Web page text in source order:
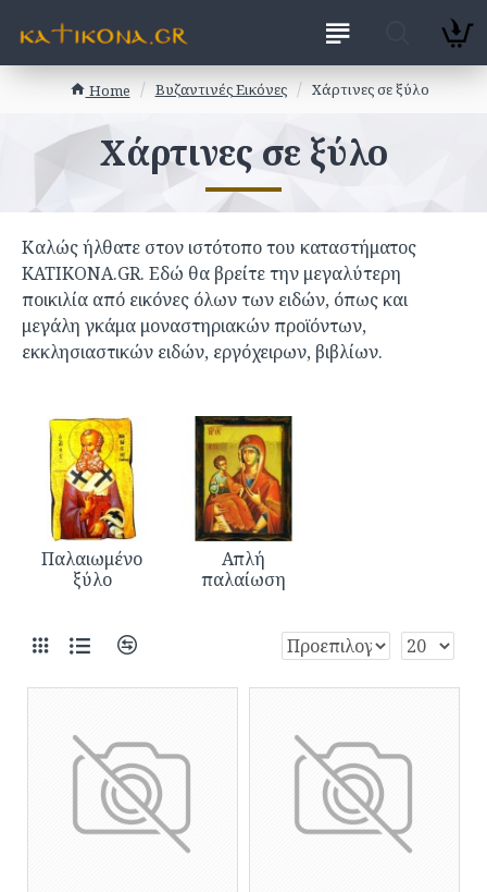
Home Βυζαντινές Εικόνες Χάρτινες σε ξύλο
Χάρτινες σε ξύλο
Καλώς ήλθατε στον ιστότοπο του καταστήματος
KATIKONA.GR. Εδώ θα βρείτε την μεγαλύτερη
ποικιλία από εικόνες όλων των ειδών, όπως και
μεγάλη γκάμα μοναστηριακών προϊόντων,
εκκλησιαστικών ειδών, εργόχειρων, βιβλίων.
Παλαιωμένο
ξύλο
Απλή
παλαίωση